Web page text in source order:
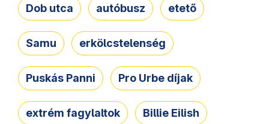
Dob utca autóbusz etető
Samu erkölcstelenség
Puskás Panni Pro Urbe díjak
extrém fagylaltok Billie Eilish